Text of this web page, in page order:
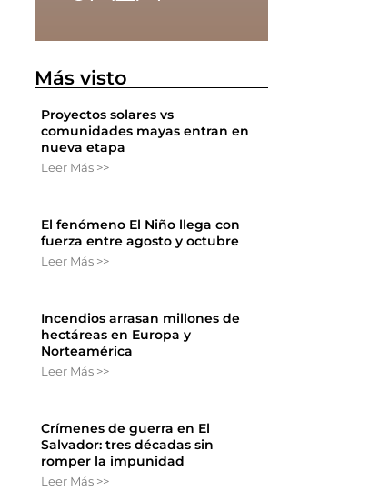
Más visto
Proyectos solares vs
comunidades mayas entran en
nueva etapa
Leer Más >>
El fenómeno El Niño llega con
fuerza entre agosto y octubre
Leer Más >>
Incendios arrasan millones de
hectáreas en Europa y
Norteamérica
Leer Más >>
Crímenes de guerra en El
Salvador: tres décadas sin
romper la impunidad
Leer Más >>